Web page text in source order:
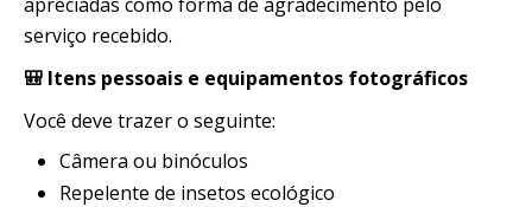
serviço recebido.
🎒 Itens pessoais e equipamentos fotográficos
Você deve trazer o seguinte:
Câmera ou binóculos
Repelente de insetos ecológico